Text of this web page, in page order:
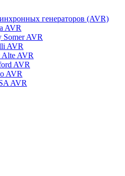
генераторов (AVR)
AVR
Somer AVR
AVR
Alte AVR
AVR
AVR
AVR